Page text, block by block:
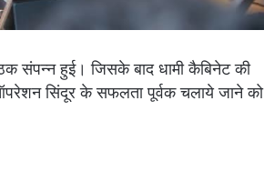
संपन्न हुई। जिसके बाद धामी कैबिनेट की
सिंदूर के सफलता पूर्वक चलाये जाने को